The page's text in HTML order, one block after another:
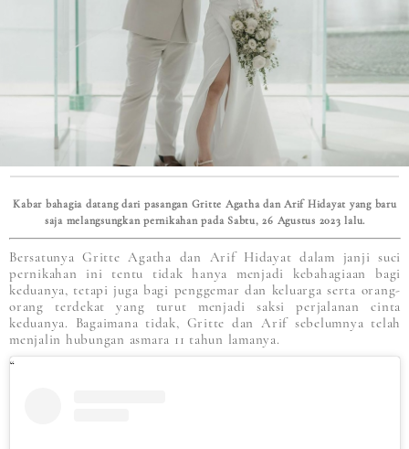
Kabar bahagia datang dari pasangan Gritte Agatha dan Arif Hidayat yang baru
saja melangsungkan pernikahan pada Sabtu, 26 Agustus 2023 lalu.
Bersatunya Gritte Agatha dan Arif Hidayat dalam janji suci
pernikahan ini tentu tidak hanya menjadi kebahagiaan bagi
keduanya, tetapi juga bagi penggemar dan keluarga serta orang-
orang terdekat yang turut menjadi saksi perjalanan cinta
keduanya. Bagaimana tidak, Gritte dan Arif sebelumnya telah
menjalin hubungan asmara 11 tahun lamanya.